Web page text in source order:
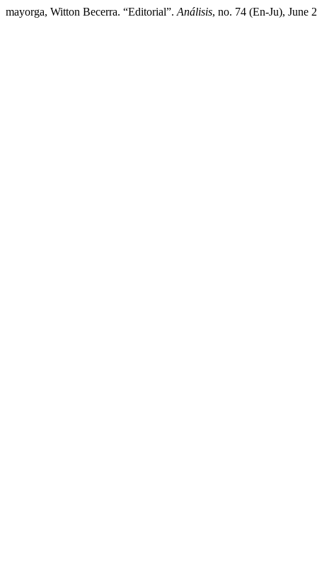
mayorga, Witton Becerra. “Editorial”. Análisis, no. 74 (En-Ju), June